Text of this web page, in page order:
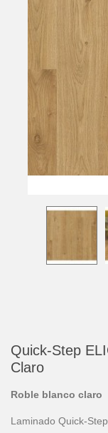
Quick-Step
Claro
Roble blanco claro
Laminado Quick-